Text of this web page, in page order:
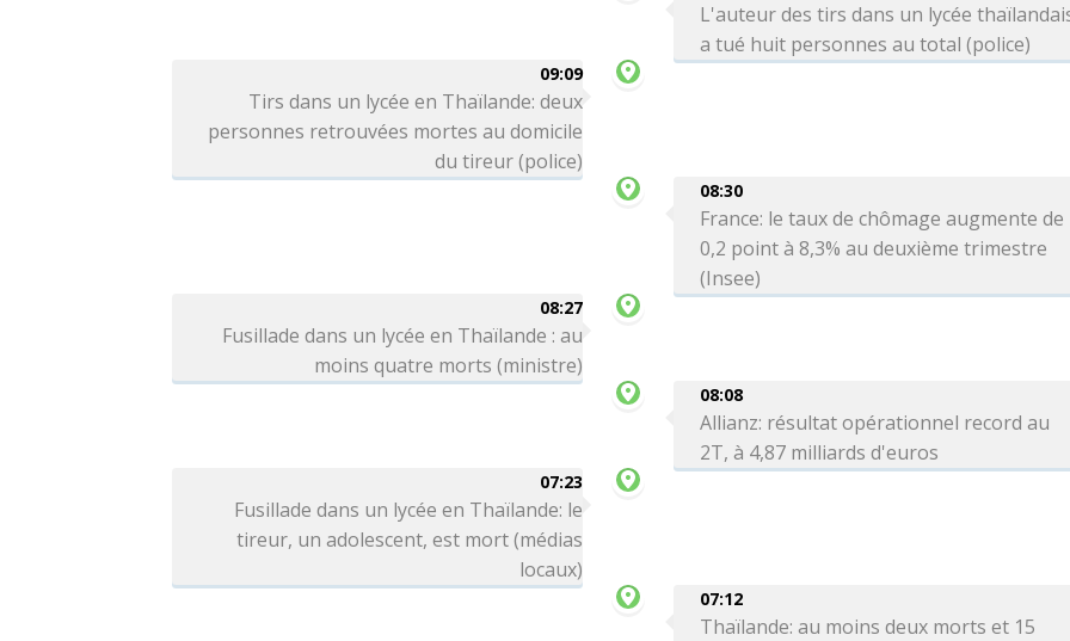
L'auteur des tirs dans un lycée
a tué huit personnes au total (police)
09:09
Tirs dans un lycée en Thaïlande: deux
personnes retrouvées mortes au domicile
du tireur (police)
08:30
France: le taux de chômage augmente de
0,2 point à 8,3% au deuxième trimestre
(Insee)
08:27
Fusillade dans un lycée en Thaïlande : au
moins quatre morts (ministre)
08:08
Allianz: résultat opérationnel record au
2T, à 4,87 milliards d'euros
07:23
Fusillade dans un lycée en Thaïlande: le
tireur, un adolescent, est mort (médias
locaux)
07:12
Thaïlande: au moins deux morts et 15